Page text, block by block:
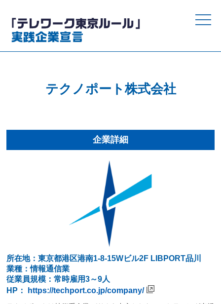
toggle
テクノポート株式会社
企業詳細
所在地：東京都港区港南1-8-15Wビル2F LIBPORT品川
業種：情報通信業
従業員規模：常時雇用3～9人
HP：
https://techport.co.jp/company/